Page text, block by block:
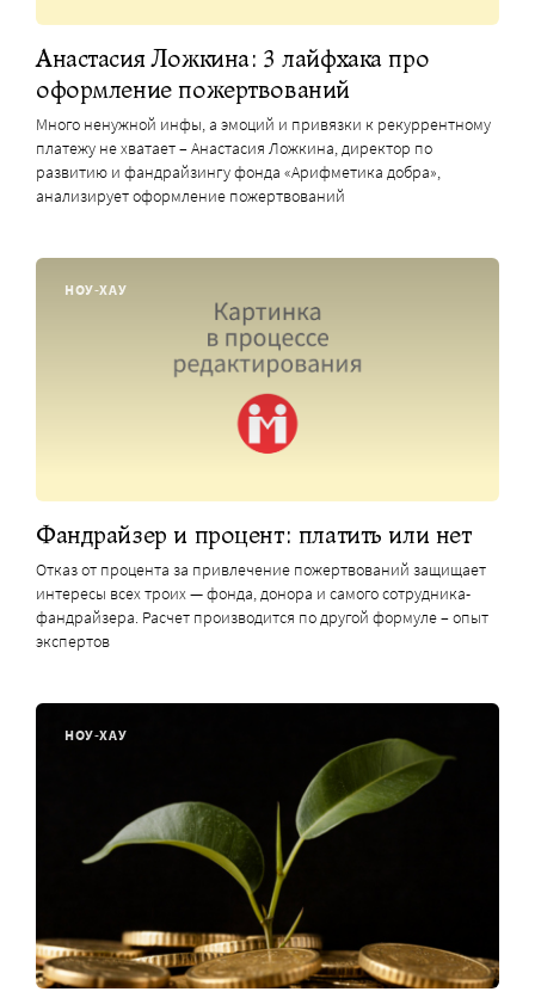
Анастасия Ложкина: 3 лайфхака про
оформление пожертвований
Много ненужной инфы, а эмоций и привязки к рекуррентному
платежу не хватает – Анастасия Ложкина, директор по
развитию и фандрайзингу фонда «Арифметика добра»,
анализирует оформление пожертвований
НОУ-ХАУ
Фандрайзер и процент: платить или нет
Отказ от процента за привлечение пожертвований защищает
интересы всех троих — фонда, донора и самого сотрудника-
фандрайзера. Расчет производится по другой формуле – опыт
экспертов
НОУ-ХАУ